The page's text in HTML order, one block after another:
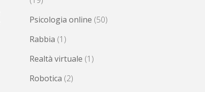
Psicologia online (50)
Rabbia (1)
Realtà virtuale (1)
Robotica (2)